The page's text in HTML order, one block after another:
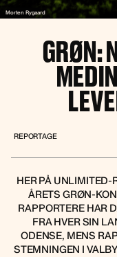
Morten Rygaard
GRØN:
REPORTAGE
HER PÅ UNLIMITED-
ÅRETS GRØN-
RAPPORTERE HAR
FRA HVER SIN
ODENSE, MENS
STEMNINGEN I